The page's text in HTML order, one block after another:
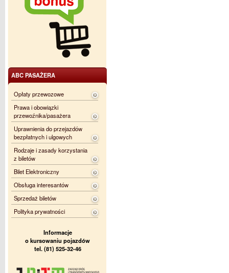
ABC PASAŻERA
Opłaty przewozowe
Prawa i obowiązki
przewoźnika/pasażera
Uprawnienia do przejazdów
bezpłatnych i ulgowych
Rodzaje i zasady korzystania
z biletów
Bilet Elektroniczny
Obsługa interesantów
Sprzedaż biletów
Polityka prywatności
Informacje
o kursowaniu pojazdów
tel. (81) 525-32-46